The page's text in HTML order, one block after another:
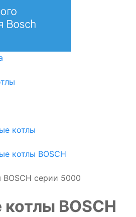
котлы
котлы BOSCH
серии 5000
BOSCH